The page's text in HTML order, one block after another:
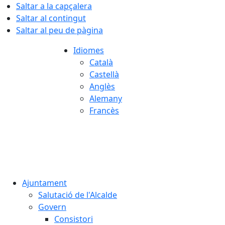
Saltar a la capçalera
Saltar al contingut
Saltar al peu de pàgina
Idiomes
Català
Castellà
Anglès
Alemany
Francès
Ajuntament
Salutació de l'Alcalde
Govern
Consistori